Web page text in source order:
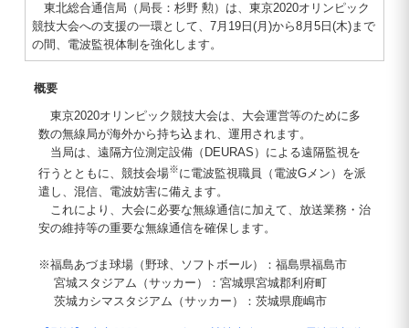
東北総合通信局（局長：杉野 勲）は、東京2020オリンピック
競技大会への支援の一環として、7月19日(月)から8月5日(木)まで
の間、電波監視体制を強化します。
概要
東京2020オリンピック競技大会は、大会運営等のために多
数の無線局が海外から持ち込まれ、運用されます。
当局は、遠隔方位測定設備（DEURAS）による遠隔監視を
行うとともに、競技会場※に電波監視職員（電波Gメン）を派
遣し、混信、電波妨害に備えます。
これにより、大会に必要な無線通信に加えて、放送業務・治
安の維持等の重要な無線通信を確保します。
※福島あづま球場（野球、ソフトボール）：福島県福島市
宮城スタジアム（サッカー）：宮城県宮城郡利府町
茨城カシマスタジアム（サッカー）：茨城県鹿嶋市